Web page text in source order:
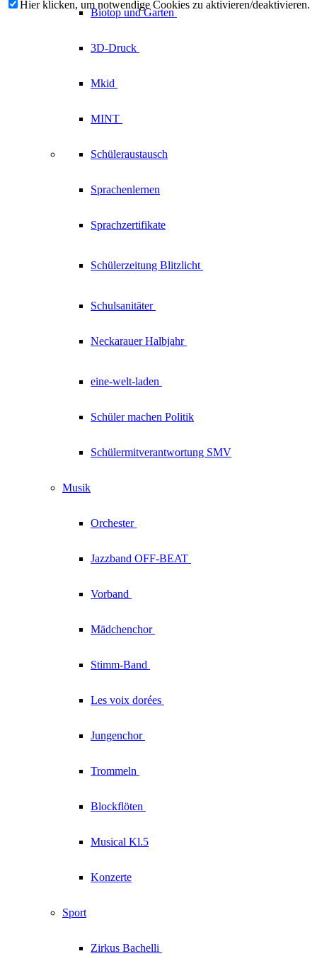
Biotop und Garten
3D-Druck
Mkid
MINT
Schüleraustausch
Sprachenlernen
Sprachzertifikate
Schülerzeitung Blitzlicht
Schulsanitäter
NeckarauerHalbjahr
eine-welt-laden
Schüler machen Politik
Schülermitverantwortung SMV
Musik
Orchester
Jazzband OFF-BEAT
Vorband
Mädchenchor
Stimm-Band
Les voix dorées
Jungenchor
Trommeln
Blockflöten
Musical Kl.5
Konzerte
Sport
Zirkus Bachelli
Hier klicken, um notwendige Cookies zu aktivieren/deaktivieren.